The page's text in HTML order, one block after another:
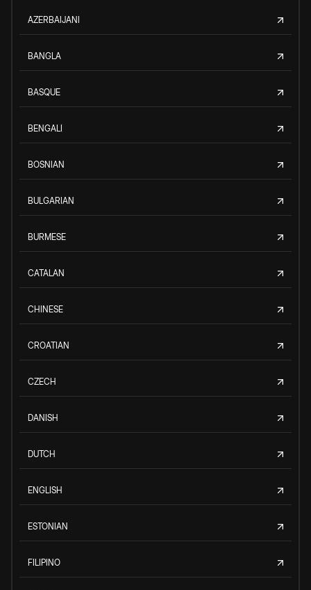
AZERBAIJANI
BANGLA
BASQUE
BENGALI
BOSNIAN
BULGARIAN
BURMESE
CATALAN
CHINESE
CROATIAN
CZECH
DANISH
DUTCH
ENGLISH
ESTONIAN
FILIPINO